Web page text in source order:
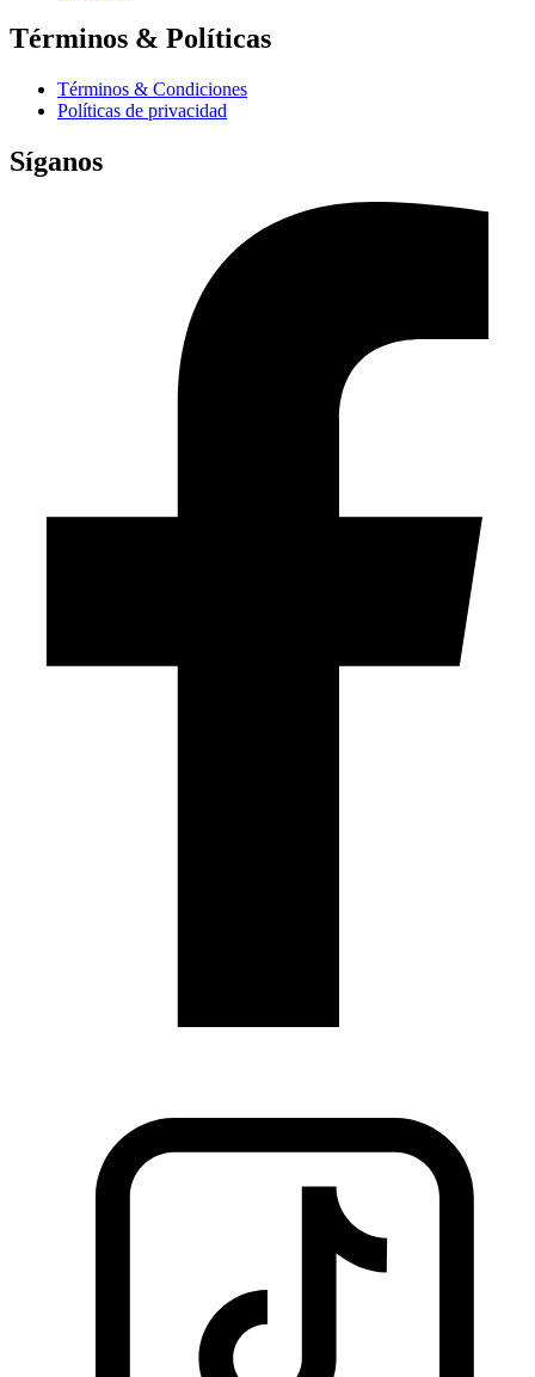
Términos & Políticas
Términos & Condiciones
Políticas de privacidad
Síganos